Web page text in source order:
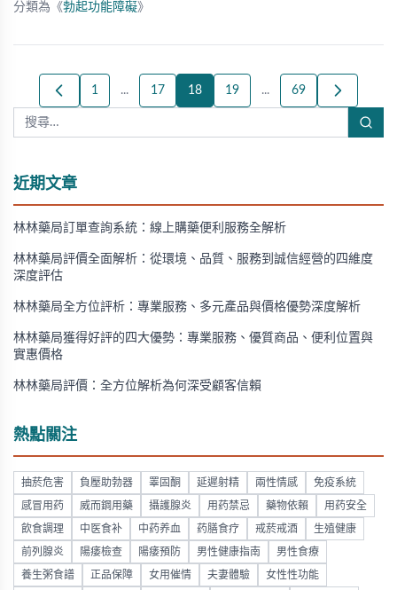
分類為《勃起功能障礙》
1 ... 17 18 19 ... 69
近期文章
林林藥局訂單查詢系統：線上購藥便利服務全解析
林林藥局評價全面解析：從環境、品質、服務到誠信經營的四維度
深度評估
林林藥局全方位評析：專業服務、多元產品與價格優勢深度解析
林林藥局獲得好評的四大優勢：專業服務、優質商品、便利位置與
實惠價格
林林藥局評價：全方位解析為何深受顧客信賴
熱點關注
抽菸危害 負壓助勃器 睪固酮 延遲射精 兩性情感 免疫系統
感冒用药 威而鋼用藥 攝護腺炎 用药禁忌 藥物依賴 用药安全
飲食調理 中医食补 中药养血 药膳食疗 戒菸戒酒 生殖健康
前列腺炎 陽痿檢查 陽痿預防 男性健康指南 男性食療
養生粥食譜 正品保障 女用催情 夫妻體驗 女性性功能